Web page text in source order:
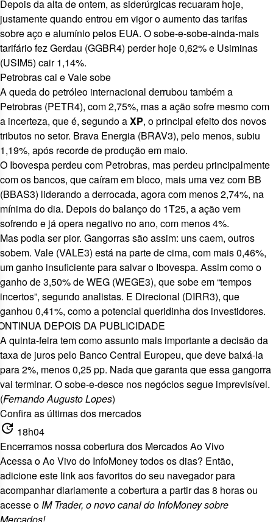
Depois da alta de ontem, as siderúrgicas recuaram hoje,
justamente quandoentrou em vigor o aumento das tarifas
sobre aço e alumínio pelos EUA. O sobe-e-sobe-ainda-mais
tarifário fez Gerdau (GGBR4) perder hoje 0,62% e Usiminas
(USIM5) cair 1,14%.
Petrobras cai e Vale sobe
A queda do petróleo internacional derrubou também a
Petrobras (PETR4), com 2,75%, mas a ação sofre mesmo com
a incerteza, que é, segundo aXP, oprincipal efeito dos novos
tributos no setor. Brava Energia (BRAV3), pelo menos, subiu
1,19%, após recorde de produção em maio.
O Ibovespa perdeu com Petrobras, mas perdeu principalmente
com os bancos, que caíram em bloco, mais uma vez com BB
(BBAS3) liderando a derrocada, agora com menos 2,74%, na
mínima do dia. Depois do balanço do 1T25, a ação vem
sofrendo e já opera negativo no ano, com menos 4%.
Mas podia ser pior. Gangorras são assim: uns caem, outros
sobem. Vale (VALE3) está na parte de cima, com mais 0,46%,
um ganho insuficiente para salvar o Ibovespa. Assim como o
ganho de 3,50% de WEG (WEGE3), quesobe em “tempos
incertos”, segundo analistas. E Direcional (DIRR3), que
ganhou 0,41%, como apotencial queridinha dos investidores.
DEPOIS DA PUBLICIDADE
A quinta-feira tem como assunto mais importante a decisão da
taxa de juros pelo Banco Central Europeu, que deve baixá-la
para 2%, menos 0,25 pp. Nada que garanta que essa gangorra
vai terminar. O sobe-e-desce nos negócios segue imprevisível.
(Fernando Augusto Lopes)
Confira as últimas dos mercados
update 18h04
Encerramos nossa cobertura dos Mercados Ao Vivo
Acessa o Ao Vivo do InfoMoney todos os dias? Então,
adicioneeste link aos favoritosdo seu navegador para
acompanhar diariamente a cobertura a partir das 8 horas ou
acesse oIM Trader, onovo canal do InfoMoney sobre